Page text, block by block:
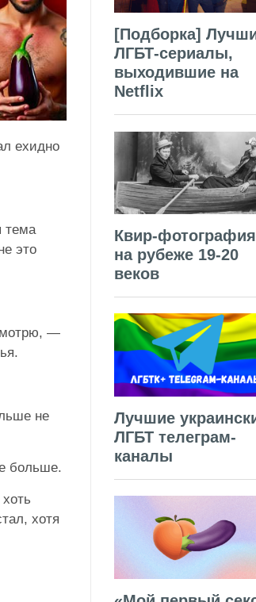
ехидно
тема
это
—
не
больше.
хотя
[Подборка]
ЛГБТ-сериалы,
выходившие на
Netflix
Квир-фотография
на рубеже 19-20
веков
Лучшие
ЛГБТ телеграм-
каналы